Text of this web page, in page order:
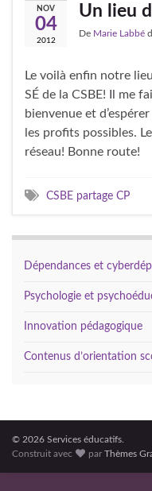
NOV
04
2012
Un lieu
De Marie Labbé
Le voilà enfin notre
SÉ de la CSBE! Il me
bienvenue et
les profits possibles.
réseau! Bonne route!
CSBE partage CP
Dépendances et
Psychologie et
Innovation pédagogique
Contenus d’orientation
© 2026 Services éducatifs.
Construit avec
parThèmes